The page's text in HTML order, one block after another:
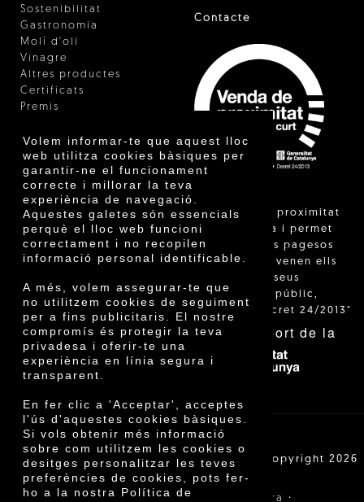
Volem informar-te que aquest lloc
web utilitza cookies bàsiques per
garantir-ne el funcionament
correcte i millorar la teva
experiència de navegació.
Aquestes galetes són essencials
perquè el lloc web funcioni
correctament i no recopilen
informació personal identificable.
A més, volem assegurar-te que
no utilitzem cookies de seguiment
per a fins publicitaris. El nostre
compromís és protegir la teva
privadesa i oferir-te una
experiència en línia segura i
transparent.
En fer clic a 'Acceptar', acceptes
l'ús d'aquestes cookies bàsiques.
Si vols obtenir més informació
sobre com utilitzem les cookies o
desitges personalitzar les teves
preferències de cookies, pots fer-
ho a la nostra Política de
Sostenibilitat
Gastronomia
Molí d'oli
Vinagre
Altres productes
Certificats
Premis
Contacte
"La venda de proximitat
està regulada i permet
identificar els pagesos
catalans que venen ells
mateixos els seus
productes al públic,
segons el Decret 24/2013"
Amb el suport de la
Cooperativa Agrícola de Cambrils SCCL | Copyright 2026
Avís legal · Condicions de compra ·